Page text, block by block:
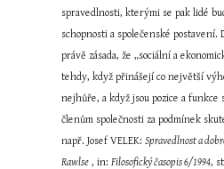
spravedlnosti, kterými se pak lidé
schopnosti a společenské
právě zásada, že „sociální a
tehdy, když přinášejí co největší
nejhůře, a když jsou pozice a
členům společnosti za podmínek
např. Josef VELEK: Spravedlnost a
Rawlse , in: Filosofický časopis 6/1994,